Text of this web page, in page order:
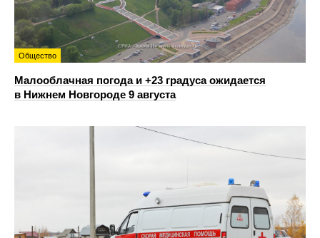
Общество
Малооблачная погода и +23 градуса ожидается
в Нижнем Новгороде 9 августа